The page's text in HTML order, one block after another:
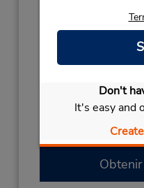
Don't
It's easy and
Heures
Sun 1:00 PM -
11:00 PM; Sat
Succursale avec
Si vous arrivez, le
trouve dans le
de marche du